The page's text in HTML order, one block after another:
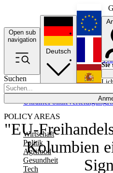
Open sub
navigation
Suchen
POLICY AREAS
Wirtschaft
Politik
Agrifood
Gesundheit
Tech
UkrainePolitikVerteidigung
Deutsch
Sie
"EU-
Kolumbien